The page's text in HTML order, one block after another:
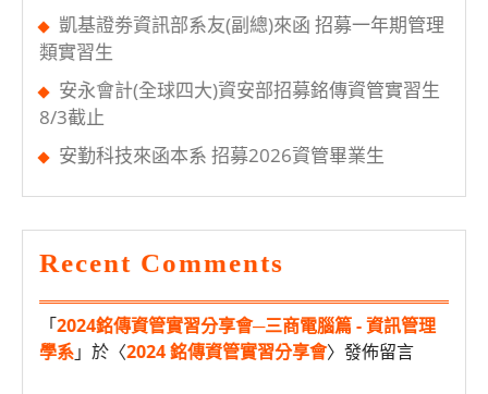
凱基證劵資訊部系友(副總)來函 招募一年期管理
類實習生
安永會計(全球四大)資安部招募銘傳資管實習生
8/3截止
安勤科技來函本系 招募2026資管畢業生
Recent Comments
「2024銘傳資管實習分享會─三商電腦篇 - 資訊管理
學系」於〈2024 銘傳資管實習分享會〉發佈留言